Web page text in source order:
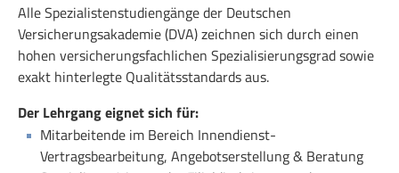
Alle Spezialistenstudiengänge der Deutschen
Versicherungsakademie (DVA) zeichnen sich durch einen
hohen versicherungsfachlichen Spezialisierungsgrad sowie
exakt hinterlegte Qualitätsstandards aus.
Der Lehrgang eignet sich für:
Mitarbeitende im Bereich Innendienst-
Vertragsbearbeitung, Angebotserstellung & Beratung